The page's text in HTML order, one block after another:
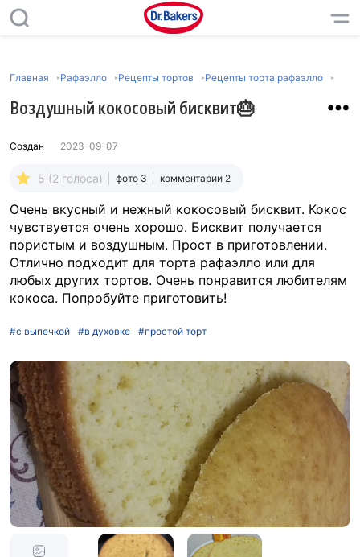
Главная Рафаэлло Рецепты тортов Рецепты торта рафаэлло
Воздушный кокосовый бисквит🎂
Создан 2023-09-07
5 (2 голоса) фото 3 комментарии 2
Очень вкусный и нежный кокосовый бисквит. Кокос
чувствуется очень хорошо. Бисквит получается
пористым и воздушным. Прост в приготовлении.
Отлично подходит для торта рафаэлло или для
любых других тортов. Очень понравится любителям
кокоса. Попробуйте приготовить!
#с выпечкой #в духовке #простой торт